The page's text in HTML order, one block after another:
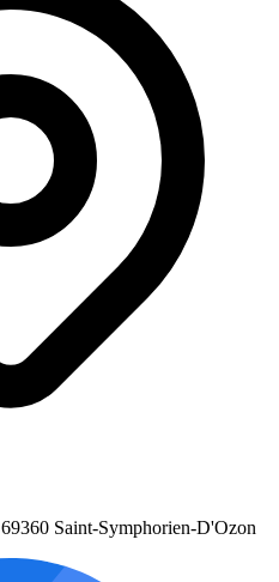
Saint-Symphorien-D'Ozon